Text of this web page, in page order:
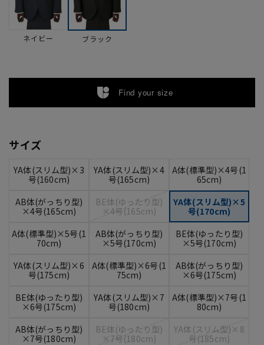
ネイビー ブラック
Find your size
サイズ
YA体(スリム型)×3
号(160cm)
YA体(スリム型)×4
号(165cm)
A体(標準型)×4号(1
65cm)
AB体(がっちり型)
×4号(165cm)
BE体(ゆったり型)
×4号(165cm)
YA体(スリム型)×5
号(170cm)
A体(標準型)×5号(1
70cm)
AB体(がっちり型)
×5号(170cm)
BE体(ゆったり型)
×5号(170cm)
YA体(スリム型)×6
号(175cm)
A体(標準型)×6号(1
75cm)
AB体(がっちり型)
×6号(175cm)
BE体(ゆったり型)
×6号(175cm)
YA体(スリム型)×7
号(180cm)
A体(標準型)×7号(1
80cm)
AB体(がっちり型)
×7号(180cm)
BE体(ゆったり型)
×7号(180cm)
YA体(スリム型)×8
号(185cm)